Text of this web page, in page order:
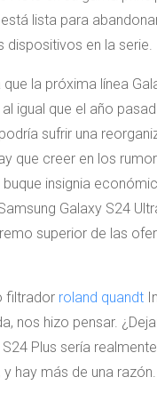
lista para
dispositivos en la serie.
la próxima línea
igual que el año
sufrir una
que creer en los
insignia
Galaxy S24
superior de las
filtrador roland quandt
nos hizo pensar.
Plus sería
hay más de una razón.